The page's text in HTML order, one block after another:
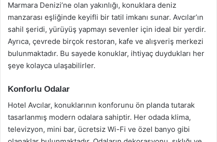
Marmara Denizi’ne olan yakınlığı, konuklara deniz
manzarası eşliğinde keyifli bir tatil imkanı sunar. Avcılar’ın
sahil şeridi, yürüyüş yapmayı sevenler için ideal bir yerdir.
Ayrıca, çevrede birçok restoran, kafe ve alışveriş merkezi
bulunmaktadır. Bu sayede konuklar, ihtiyaç duydukları her
şeye kolayca ulaşabilirler.
Konforlu Odalar
Hotel Avcılar, konuklarının konforunu ön planda tutarak
tasarlanmış modern odalara sahiptir. Her odada klima,
televizyon, mini bar, ücretsiz Wi-Fi ve özel banyo gibi